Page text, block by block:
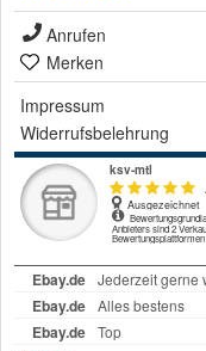
Anrufen
Merken
Impressum
Widerrufsbelehrung